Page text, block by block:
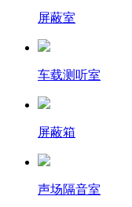
屏蔽室
车载测听室
屏蔽箱
声场隔音室